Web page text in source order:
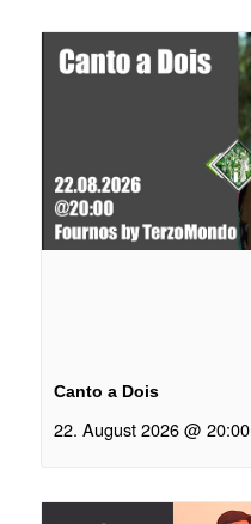
Canto a Dois
22. August 2026 @ 20:00